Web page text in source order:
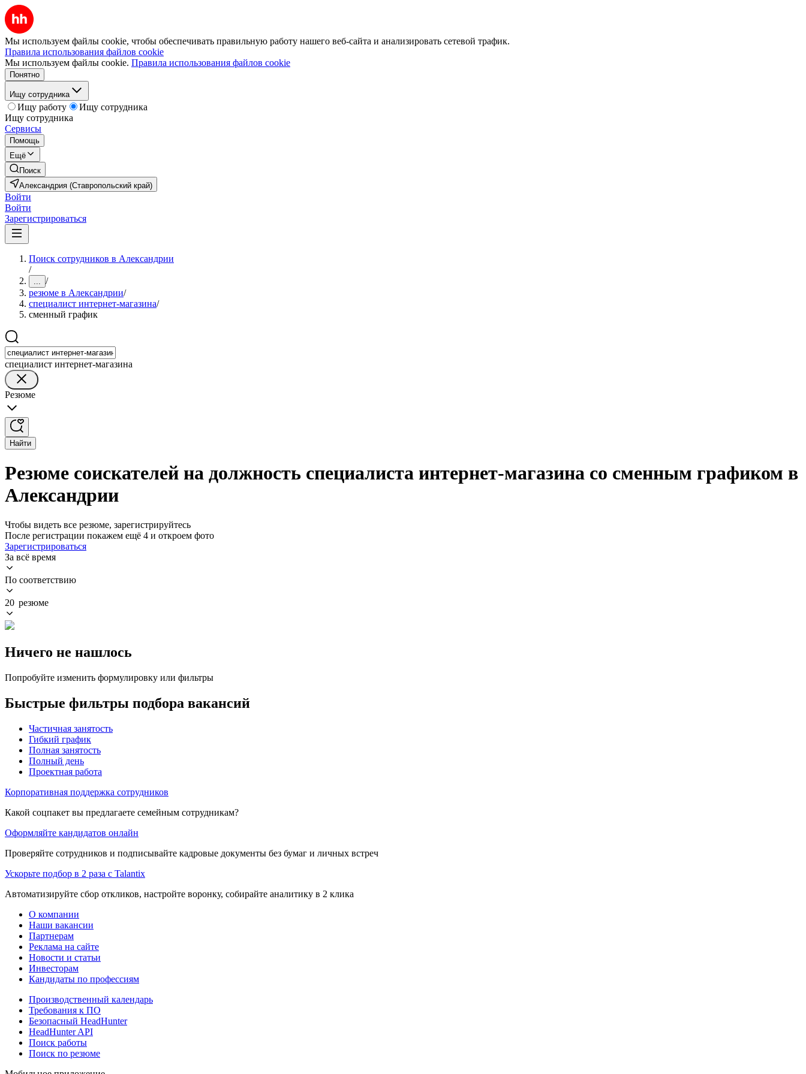
Мы используем файлы cookie, чтобы обеспечивать правильную работу нашего веб-сайта и анализировать сетевой трафик.
Правила использования файлов cookie
Мы используем файлы cookie. Правила использования файлов cookie
Понятно
Ищу сотрудника
Ищу работу
Ищу сотрудника
Ищу сотрудника
Сервисы
Помощь
Ещё
Поиск
Александрия (Ставропольский край)
Войти
Войти
Зарегистрироваться
Поиск сотрудников в Александрии
/
... /
резюме в Александрии/
специалист интернет-магазина/
сменный график
специалист интернет-магазина
Резюме
Найти
Резюме соискателей на должность специалиста интернет-магазина со сменным графиком в
Александрии
Чтобы видеть все резюме, зарегистрируйтесь
После регистрации покажем ещё 4 и откроем фото
Зарегистрироваться
За всё время
По соответствию
20 резюме
Ничего не нашлось
Попробуйте изменить формулировку или фильтры
Быстрые фильтры подбора вакансий
Частичная занятость
Гибкий график
Полная занятость
Полный день
Проектная работа
Корпоративная поддержка сотрудников
Какой соцпакет вы предлагаете семейным сотрудникам?
Оформляйте кандидатов онлайн
Проверяйте сотрудников и подписывайте кадровые документы без бумаг и личных встреч
Ускорьте подбор в 2 раза с Talantix
Автоматизируйте сбор откликов, настройте воронку, собирайте аналитику в 2 клика
О компании
Наши вакансии
Партнерам
Реклама на сайте
Новости и статьи
Инвесторам
Кандидаты по профессиям
Производственный календарь
Требования к ПО
Безопасный HeadHunter
HeadHunter API
Поиск работы
Поиск по резюме